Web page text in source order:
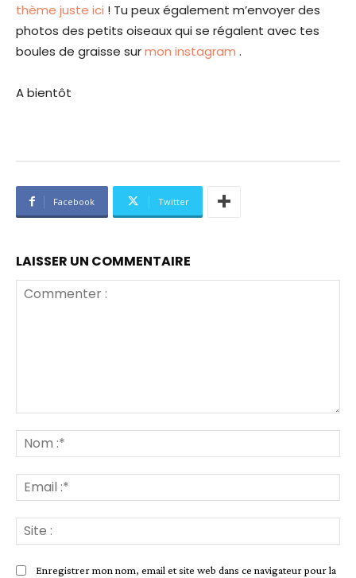
thème juste ici ! Tu peux également m’envoyer des
photos des petits oiseaux qui se régalent avec tes
boules de graisse surmon instagram .
A bientôt
Facebook Twitter
LAISSER UN COMMENTAIRE
:*
:*
:
Enregistrer mon nom, email et site web dans ce navigateur pour la